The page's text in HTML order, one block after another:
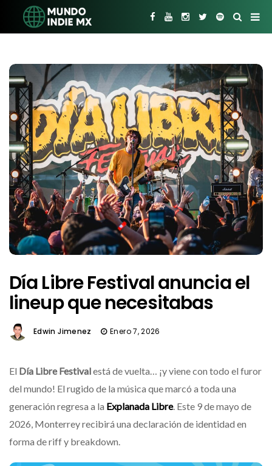
Día Libre Festival anuncia el
lineup que necesitabas
Edwin Jimenez Enero 7, 2026
El Día Libre Festivalestá de vuelta… ¡y viene con todo el furor
del mundo! El rugido de la música que marcó a toda una
generación regresa a la Explanada Libre. Este 9 de mayo de
2026, Monterrey recibirá una declaración de identidad en
forma de riff y breakdown.